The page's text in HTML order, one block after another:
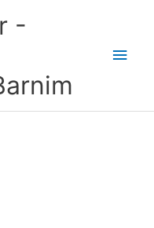
-